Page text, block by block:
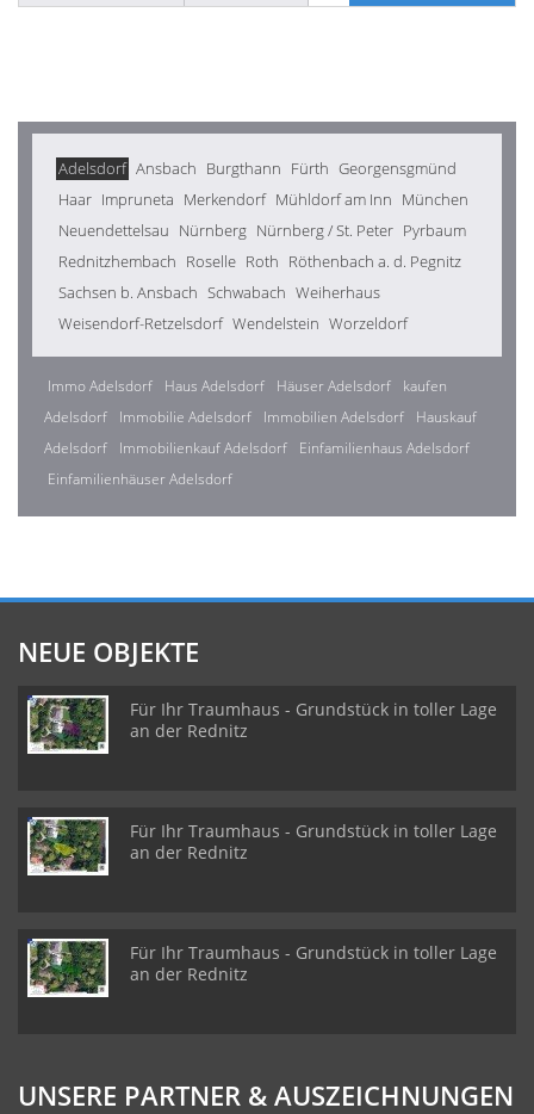
Adelsdorf Ansbach Burgthann Fürth Georgensgmünd
Haar Impruneta Merkendorf Mühldorf am Inn München
Neuendettelsau Nürnberg Nürnberg / St. Peter Pyrbaum
Rednitzhembach Roselle Roth Röthenbach a. d. Pegnitz
Sachsen b. Ansbach Schwabach Weiherhaus
Weisendorf-Retzelsdorf Wendelstein Worzeldorf
Immo Adelsdorf Haus Adelsdorf Häuser Adelsdorf
kaufen
Adelsdorf
Immobilie Adelsdorf Immobilien Adelsdorf
Hauskauf
Adelsdorf
Immobilienkauf Adelsdorf
Einfamilienhaus Adelsdorf
Einfamilienhäuser Adelsdorf
NEUE OBJEKTE
Für Ihr Traumhaus - Grundstück in toller Lage
an der Rednitz
Für Ihr Traumhaus - Grundstück in toller Lage
an der Rednitz
Für Ihr Traumhaus - Grundstück in toller Lage
an der Rednitz
UNSERE PARTNER & AUSZEICHNUNGEN